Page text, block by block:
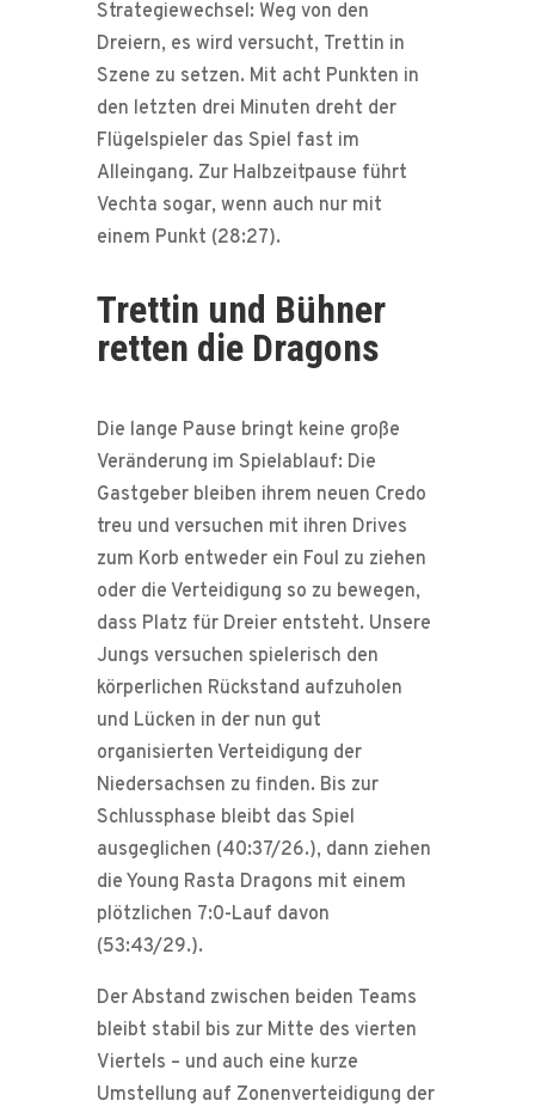
Strategiewechsel: Weg von den
Dreiern, es wird versucht, Trettin in
Szene zu setzen. Mit acht Punkten in
den letzten drei Minuten dreht der
Flügelspieler das Spiel fast im
Alleingang. Zur Halbzeitpause führt
Vechta sogar, wenn auch nur mit
einem Punkt (28:27).
Trettin und Bühner
retten die Dragons
Die lange Pause bringt keine große
Veränderung im Spielablauf: Die
Gastgeber bleiben ihrem neuen Credo
treu und versuchen mit ihren Drives
zum Korb entweder ein Foul zu ziehen
oder die Verteidigung so zu bewegen,
dass Platz für Dreier entsteht. Unsere
Jungs versuchen spielerisch den
körperlichen Rückstand aufzuholen
und Lücken in der nun gut
organisierten Verteidigung der
Niedersachsen zu finden. Bis zur
Schlussphase bleibt das Spiel
ausgeglichen (40:37/26.), dann ziehen
die Young Rasta Dragons mit einem
plötzlichen 7:0-Lauf davon
(53:43/29.).
Der Abstand zwischen beiden Teams
bleibt stabil bis zur Mitte des vierten
Viertels – und auch eine kurze
Umstellung auf Zonenverteidigung der